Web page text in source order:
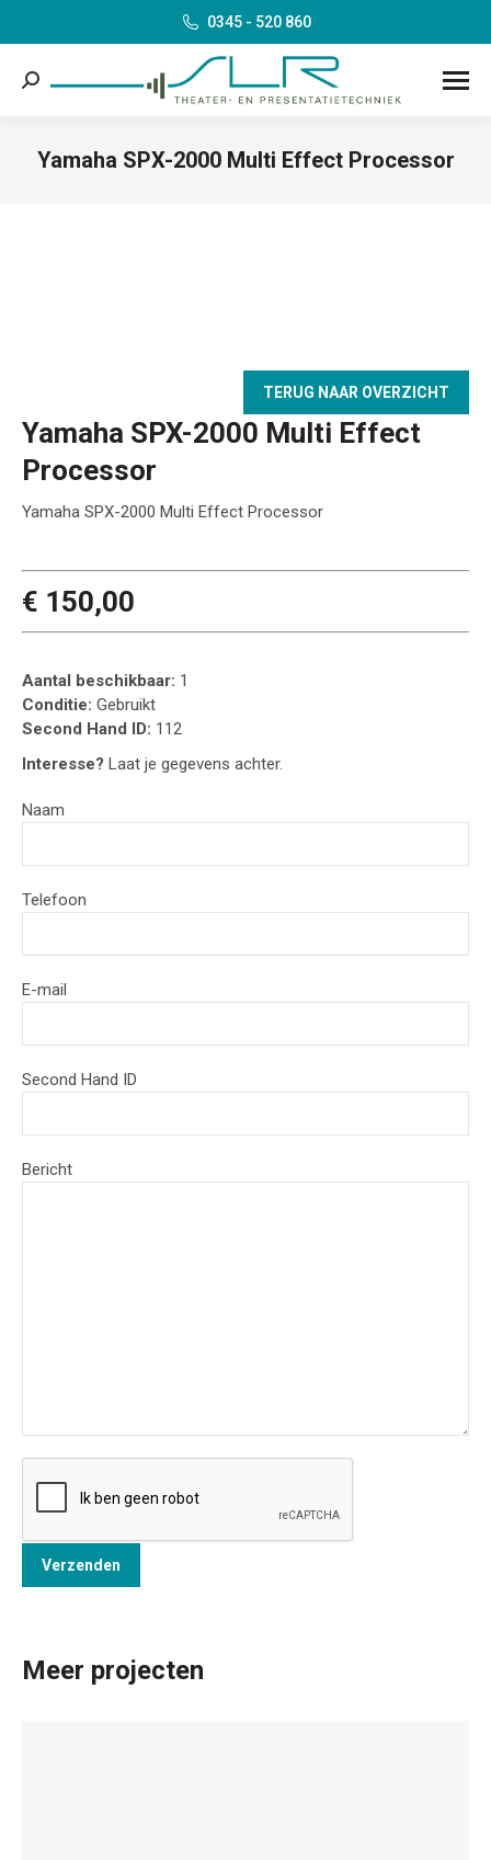
0345 - 520 860
Search:
Yamaha SPX-2000 Multi Effect Processor
TERUG NAAR OVERZICHT
Yamaha SPX-2000 Multi Effect
Processor
Yamaha SPX-2000 Multi Effect Processor
€ 150,00
Aantal beschikbaar: 1
Conditie: Gebruikt
Second Hand ID: 112
Interesse? Laat je gegevens achter.
Naam
Telefoon
E-mail
Second Hand ID
Bericht
Meer projecten